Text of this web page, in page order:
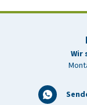
Wir